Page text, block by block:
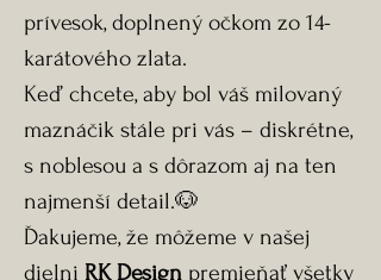
prívesok, doplnený očkom zo 14-
karátového zlata.
Keď chcete, aby bol váš milovaný
maznáčik stále pri vás – diskrétne,
s noblesou a s dôrazom aj na ten
najmenší detail.🐶
Ďakujeme, že môžeme v našej
dielni RK Design premieňať všetky